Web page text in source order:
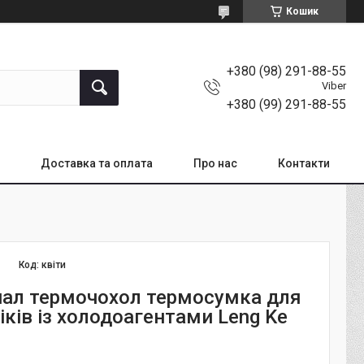
Кошик
+380 (98) 291-88-55
Viber
+380 (99) 291-88-55
Доставка та оплата Про нас Контакти
Код:квіти
термочохол термосумка для
із холодоагентами Leng Ke